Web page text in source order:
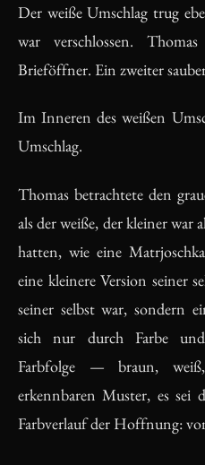
Der weiße Umschlag trug
war verschlossen.
Brieföffner. Ein zweiter
Im Inneren des weißen
Umschlag.
Thomas betrachtete den
als der weiße, der kleiner war
hatten, wie eine
eine kleinere Version seiner
seiner selbst war, sondern
sich nur durch Farbe
Farbfolge — braun,
erkennbaren Muster, es sei
Farbverlauf der Hoffnung: